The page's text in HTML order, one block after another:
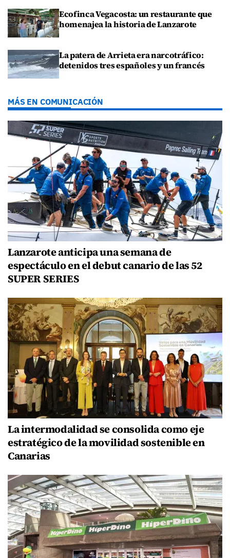
Ecofinca Vegacosta: un restaurante que
homenajea la historia de Lanzarote
La patera de Arrieta era narcotráfico:
detenidos tres españoles y un francés
MÁS EN COMUNICACIÓN
Lanzarote anticipa una semana de
espectáculo en el debut canario de las 52
SUPER SERIES
La intermodalidad se consolida como eje
estratégico de la movilidad sostenible en
Canarias